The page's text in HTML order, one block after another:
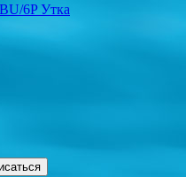
6P Утка